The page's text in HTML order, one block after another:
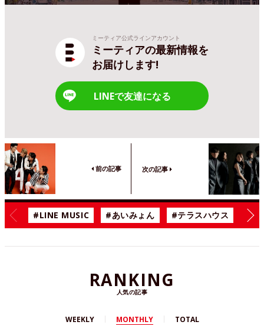
ミーティア公式ラインアカウント
ミーティアの最新情報を
お届けします!
LINEで友達になる
前の記事 次の記事
#LINE MUSIC #あいみょん #テラスハウス #漫
RANKING
人気の記事
WEEKLY MONTHLY TOTAL